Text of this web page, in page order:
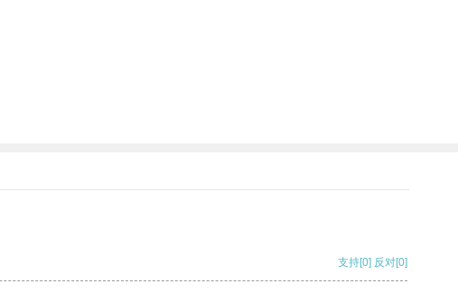
支持[0] 反对[0]